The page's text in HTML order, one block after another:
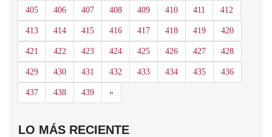
405 406 407 408 409 410 411 412
413 414 415 416 417 418 419 420
421 422 423 424 425 426 427 428
429 430 431 432 433 434 435 436
437 438 439 »Siguiente
LO MÁS RECIENTE